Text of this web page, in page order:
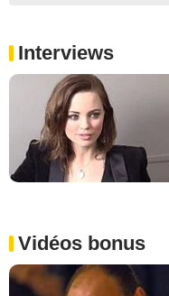
Interviews
Vidéos bonus